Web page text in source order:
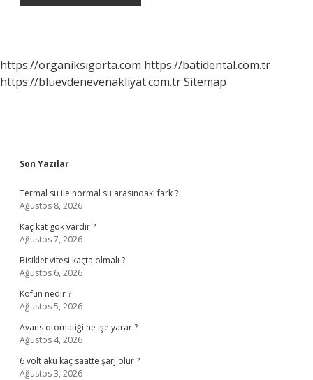
https://organiksigorta.com https://batidental.com.tr
https://bluevdenevenakliyat.com.trSitemap
Sidebar
Son Yazılar
Termal su ile normal su arasındaki fark ?
Ağustos 8, 2026
Kaç kat gök vardır ?
Ağustos 7, 2026
Bisiklet vitesi kaçta olmalı ?
Ağustos 6, 2026
Kofun nedir ?
Ağustos 5, 2026
Avans otomatiği ne işe yarar ?
Ağustos 4, 2026
6 volt akü kaç saatte şarj olur ?
Ağustos 3, 2026